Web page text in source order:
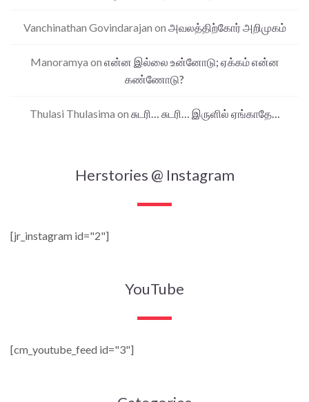
Vanchinathan Govindarajan on அவலத்திற்கோர் அறிமுகம்
Manoramya on என்ன இல்லை உன்னோடு; ஏக்கம் என்ன
கண்ணோடு?
Thulasi Thulasima on சுடரி… சுடரி… இருளில் ஏங்காதே…
Herstories @ Instagram
[jr_instagram id="2"]
YouTube
[cm_youtube_feed id="3"]